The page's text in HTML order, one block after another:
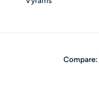
Compare: